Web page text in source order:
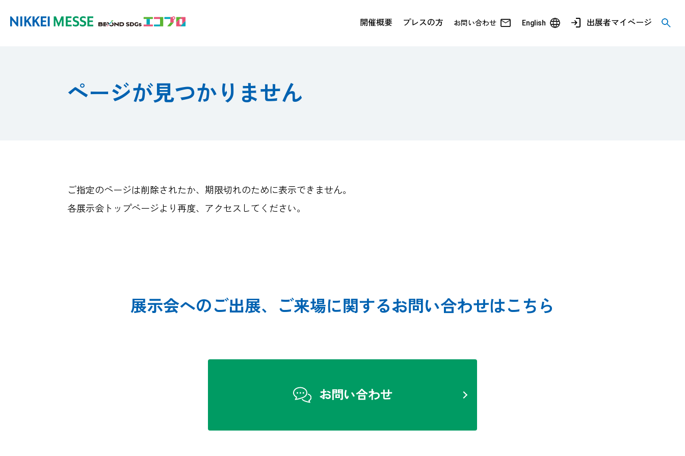
開催概要 プレスの方 お問い合わせ English 出展者マイページ
ページが見つかりません
ご指定のページは削除されたか、期限切れのために表示できません。
各展示会トップページより再度、アクセスしてください。
展示会へのご出展、ご来場に関するお問い合わせはこちら
お問い合わせ